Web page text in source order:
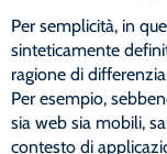
Per semplicità, in
sinteticamente
ragione di
Per esempio,
sia web sia mobili,
contesto di